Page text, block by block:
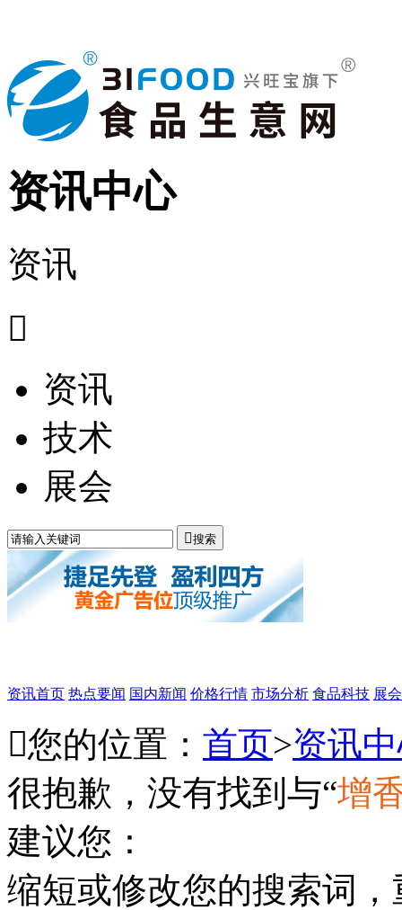
资讯中心
资讯

资讯
技术
展会
搜索
资讯首页 热点要闻 国内新闻 价格行情 市场分析 食品科技 展
您的位置： 首页>资讯
很抱歉，没有找到与“增
建议您：
缩短或修改您的搜索词